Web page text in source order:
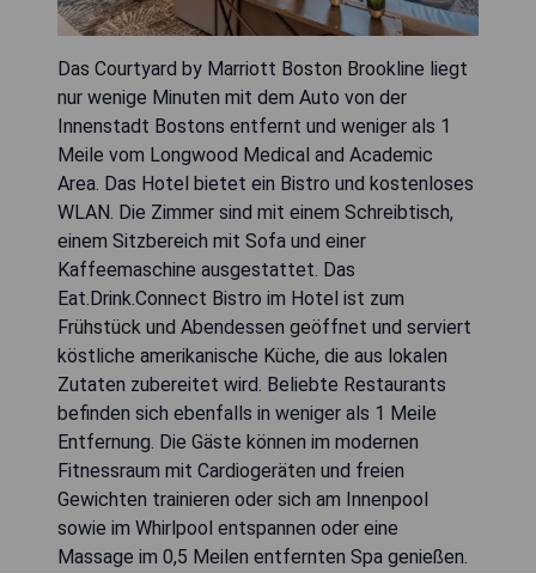
Das Courtyard by Marriott Boston Brookline liegt
nur wenige Minuten mit dem Auto von der
Innenstadt Bostons entfernt und weniger als 1
Meile vom Longwood Medical and Academic
Area. Das Hotel bietet ein Bistro und kostenloses
WLAN. Die Zimmer sind mit einem Schreibtisch,
einem Sitzbereich mit Sofa und einer
Kaffeemaschine ausgestattet. Das
Eat.Drink.Connect Bistro im Hotel ist zum
Frühstück und Abendessen geöffnet und serviert
köstliche amerikanische Küche, die aus lokalen
Zutaten zubereitet wird. Beliebte Restaurants
befinden sich ebenfalls in weniger als 1 Meile
Entfernung. Die Gäste können im modernen
Fitnessraum mit Cardiogeräten und freien
Gewichten trainieren oder sich am Innenpool
sowie im Whirlpool entspannen oder eine
Massage im 0,5 Meilen entfernten Spa genießen.